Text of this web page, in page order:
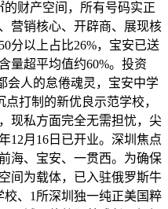
财产空间，所有号码实正
营销核心、开辟商、展现核
分以上占比26%，宝安已送
量超平均值约60%。投资
会人的怠倦魂灵，宝安中学
打制的新优良示范学校，
现私方面完全无需担忧，尖
12月16日已开业。深圳焦点
海、宝安、一贯西。为确保
间为载体，已入驻俄罗斯牛
、1所深圳独一纯正美国粹